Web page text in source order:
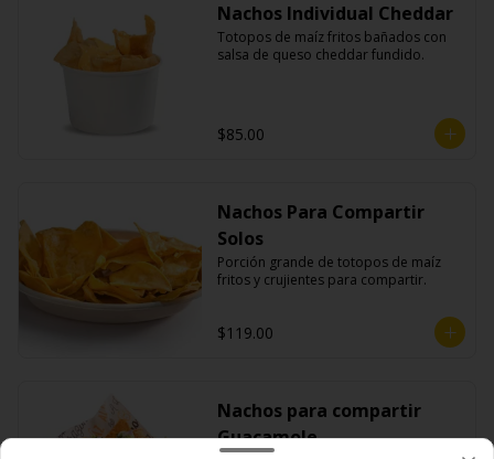
Nachos Individual Cheddar
Totopos de maíz fritos bañados con
salsa de queso cheddar fundido.
$85.00
Nachos Para Compartir
Solos
Porción grande de totopos de maíz
fritos y crujientes para compartir.
$119.00
Nachos para compartir
Guacamole